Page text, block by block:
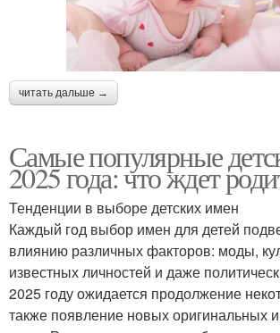
читать дальше →
Самые популярные
2025 года: что ждет
Тенденции в выборе детских имен
Каждый год выбор имен для детей
влиянию различных факторов: моды,
известных личностей и даже
2025 году ожидается продолжение
также появление новых оригинальных